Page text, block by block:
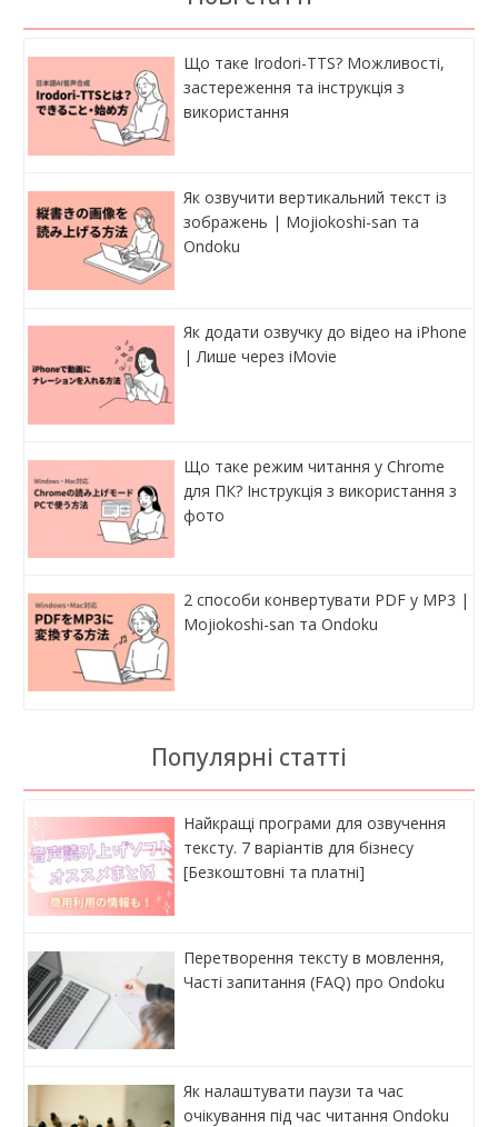
Що таке Irodori-TTS? Можливості,
застереження та інструкція з
використання
Як озвучити вертикальний текст із
зображень | Mojiokoshi-san та
Ondoku
Як додати озвучку до відео на iPhone
| Лише через iMovie
Що таке режим читання у Chrome
для ПК? Інструкція з використання з
фото
2 способи конвертувати PDF у MP3 |
Mojiokoshi-san та Ondoku
Популярні статті
Найкращі програми для озвучення
тексту. 7 варіантів для бізнесу
[Безкоштовні та платні]
Перетворення тексту в мовлення,
Часті запитання (FAQ) про Ondoku
Як налаштувати паузи та час
очікування під час читання Ondoku